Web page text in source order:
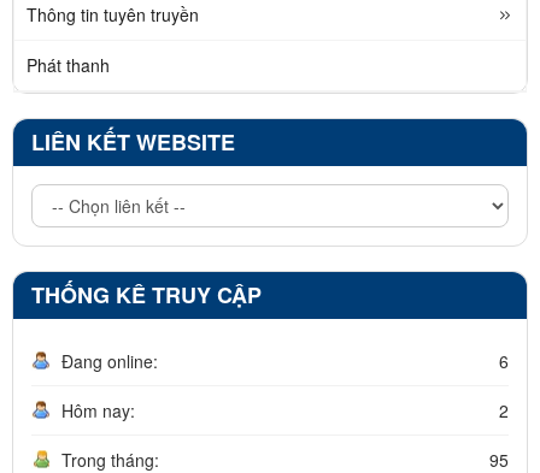
Thông tin tuyên truyền
Phát thanh
LIÊN KẾT WEBSITE
THỐNG KÊ TRUY CẬP
Đang online: 6
Hôm nay: 2
Trong tháng: 95